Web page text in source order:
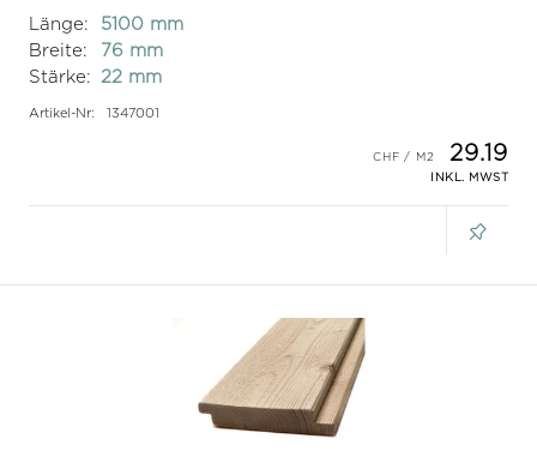
Länge:
5100 mm
Breite:
76 mm
Stärke:
22 mm
Artikel-Nr: 1347001
29.19
INKL. MWST